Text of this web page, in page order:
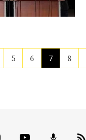
5 6 7 8